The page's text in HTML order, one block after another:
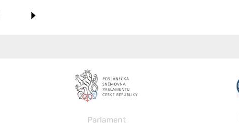
Parlament